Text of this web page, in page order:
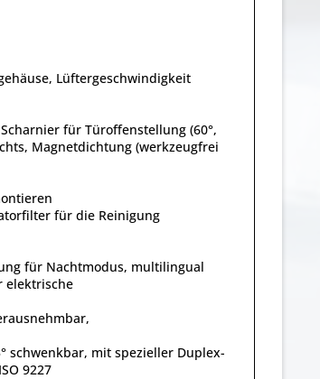
Lüftergeschwindigkeit
für Türoffenstellung (60°,
Magnetdichtung (werkzeugfrei
für die Reinigung
für Nachtmodus, multilingual
elektrische
schwenkbar, mit spezieller Duplex-
9227